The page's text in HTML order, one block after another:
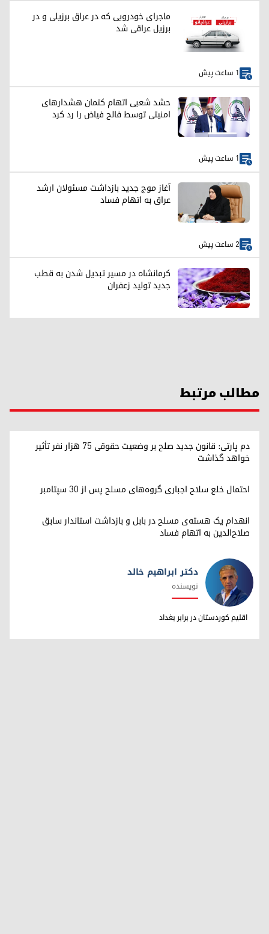
ماجرای خودرویی که در عراق برزیلی و در
برزیل عراقی شد
1 ساعت پیش
حشد شعبی اتهام کتمان هشدارهای
امنیتی توسط فالح فیاض را رد کرد
1 ساعت پیش
آغاز موج جدید بازداشت مسئولان ارشد
عراق به اتهام فساد
2 ساعت پیش
کرمانشاه در مسیر تبدیل شدن به قطب
جدید تولید زعفران
مطالب مرتبط
دم پارتی: قانون جدید صلح بر وضعیت حقوقی ۷۵ هزار نفر تأثیر
خواهد گذاشت
احتمال خلع سلاح اجباری گروه‌های مسلح پس از ۳۰ سپتامبر
انهدام یک هسته‌ی مسلح در بابل و بازداشت استاندار سابق
صلاح‌الدین به اتهام فساد
دکتر ابراهیم خالد
دکتر ابراهیم خالد
نویسنده
اقلیم کوردستان در برابر بغداد